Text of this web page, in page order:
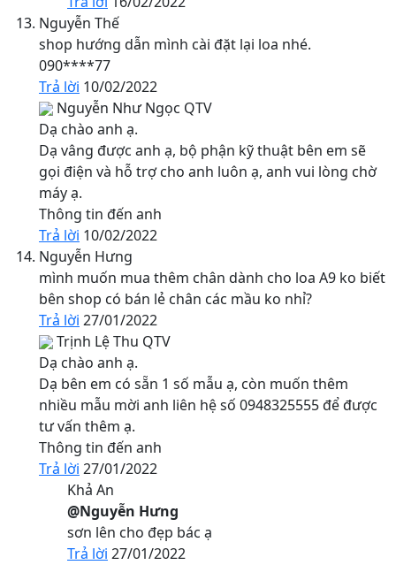
Nguyễn Thế
shop hướng dẫn mình cài đặt lại loa nhé.
090****77
Trả lời 10/02/2022
Nguyễn Như Ngọc QTV
Dạ chào anh ạ.
Dạ vâng được anh ạ, bộ phận kỹ thuật bên em sẽ
gọi điện và hỗ trợ cho anh luôn ạ, anh vui lòng chờ
máy ạ.
Thông tin đến anh
Trả lời 10/02/2022
Nguyễn Hưng
mình muốn mua thêm chân dành cho loa A9 ko biết
bên shop có bán lẻ chân các mầu ko nhỉ?
Trả lời 27/01/2022
Trịnh Lệ Thu QTV
Dạ chào anh ạ.
Dạ bên em có sẵn 1 số mẫu ạ, còn muốn thêm
nhiều mẫu mời anh liên hệ số 0948325555 để được
tư vấn thêm ạ.
Thông tin đến anh
Trả lời 27/01/2022
Khả An
@Nguyễn Hưng
sơn lên cho đẹp bác ạ
Trả lời 27/01/2022